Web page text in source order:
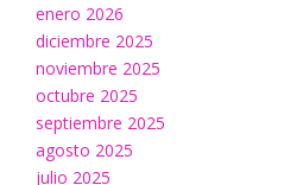
enero 2026
diciembre 2025
noviembre 2025
octubre 2025
septiembre 2025
agosto 2025
julio 2025